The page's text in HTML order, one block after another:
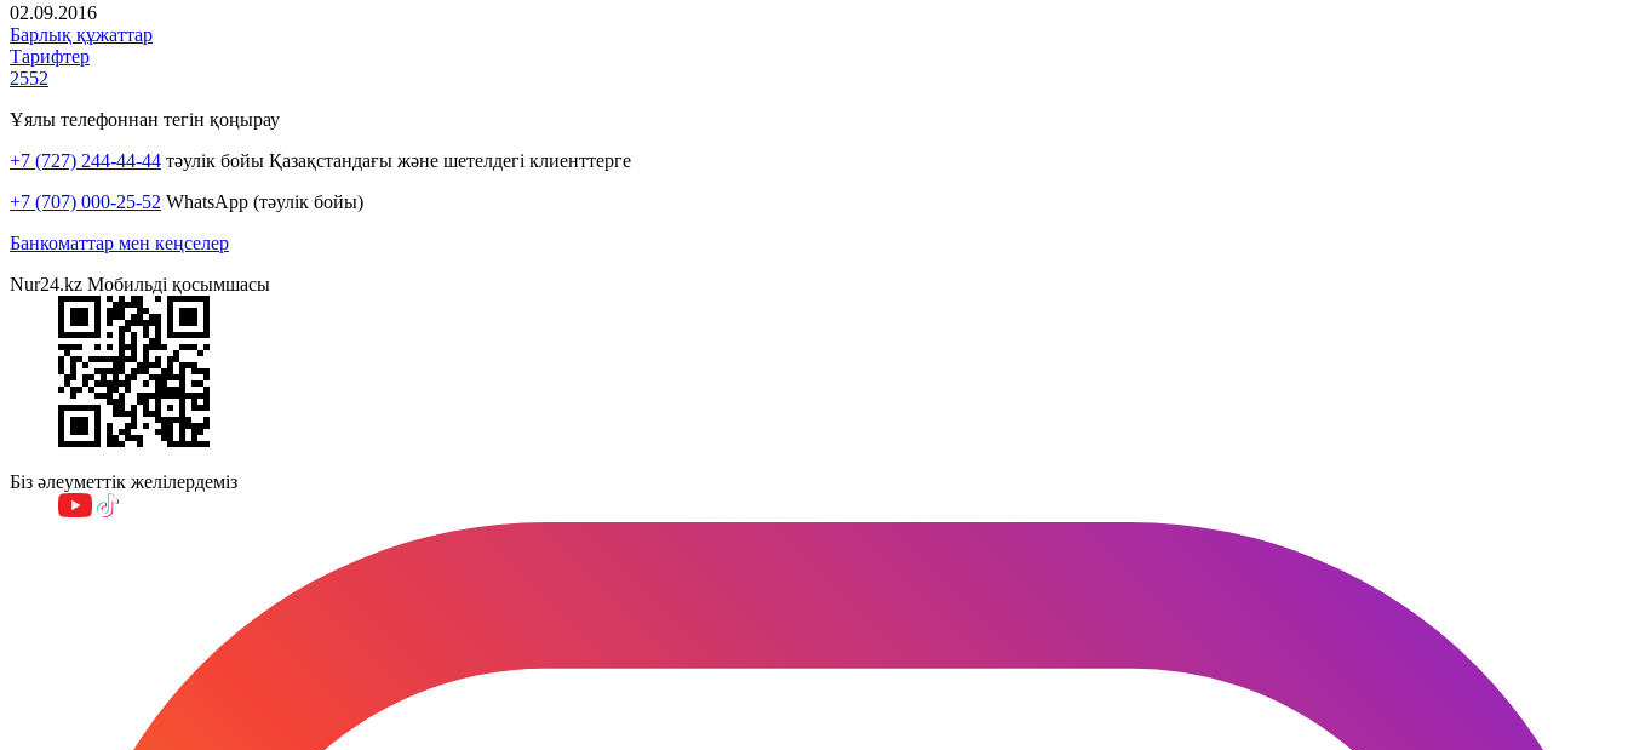
02.09.2016
Барлық құжаттар
Тарифтер
2552
Ұялы телефоннан тегін қоңырау
+7 (727) 244-44-44 тәулік бойы Қазақстандағы және шетелдегі клиенттерге
+7 (707) 000-25-52 WhatsApp (тәулік бойы)
Банкоматтар мен кеңселер
Nur24.kz Мобильді қосымшасы
Біз әлеуметтік желілердеміз